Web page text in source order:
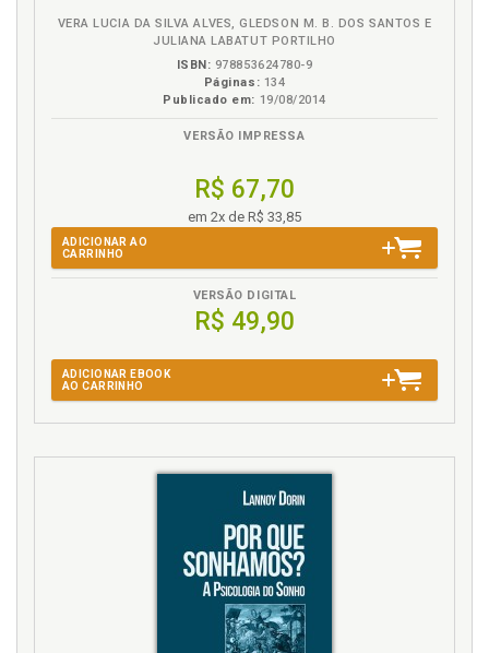
Winnicott e a radicalização do conceito de pulsão de
morte: Sobre a posi-tividade da destrutividade e a
VERA LUCIA DA SILVA ALVES, GLEDSON M. B. DOS SANTOS E
JULIANA LABATUT PORTILHO
ISBN: 978853624780-9
Páginas: 134
Publicado em: 19/08/2014
VERSÃO IMPRESSA
R$ 67,70
em 2x de R$ 33,85
ADICIONAR AO
CARRINHO
VERSÃO DIGITAL
R$ 49,90
ADICIONAR EBOOK
AO CARRINHO